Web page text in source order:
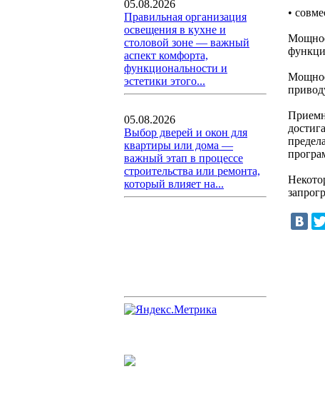
05.08.2026
Правильная организация
освещения в кухне и
столовой зоне — важный
аспект комфорта,
функциональности и
эстетики этого...
05.08.2026
Выбор дверей и окон для
квартиры или дома —
важный этап в процессе
строительства или ремонта,
который влияет на...
•